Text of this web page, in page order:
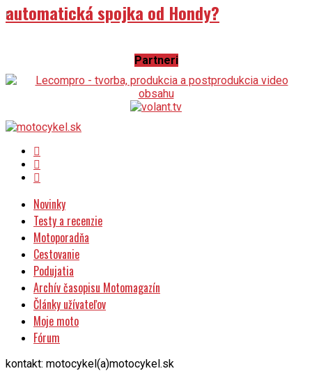
automatická spojka od Hondy?
Partneri
Novinky
Testy a recenzie
Motoporadňa
Cestovanie
Podujatia
Archív časopisu Motomagazín
Články užívateľov
Moje moto
Fórum
kontakt: motocykel(a)motocykel.sk